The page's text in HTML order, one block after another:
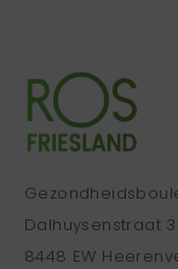
Dalhuysenstraat
8448 EW